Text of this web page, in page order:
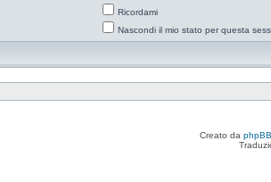
Ricordami
Nascondi il mio stato per questa
Creato da phpBB